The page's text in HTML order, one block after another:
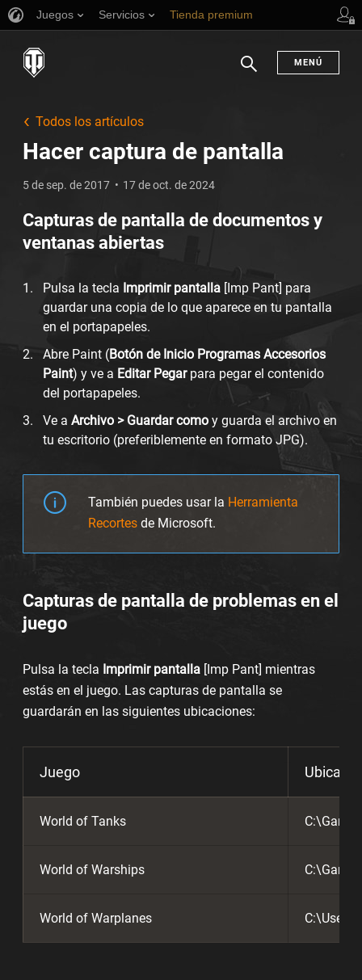
Juegos Servicios Tienda premium
MENÚ
Todos los artículos
Hacer captura de pantalla
5 de sep. de 2017 17 de oct. de 2024
Capturas de pantalla de documentos y
ventanas abiertas
Pulsa la tecla Imprimir pantalla [Imp Pant] para
guardar una copia de lo que aparece en tu pantalla
en el portapapeles.
Abre Paint (Botón de Inicio Programas Accesorios
Paint) y ve a Editar Pegarpara pegar el contenido
del portapapeles.
Ve a Archivo > Guardar como y guarda el archivo en
tu escritorio (preferiblemente en formato JPG).
También puedes usar la Herramienta
Recortes de Microsoft.
Capturas de pantalla de problemas en el
juego
Pulsa la tecla Imprimir pantalla [Imp Pant] mientras
estás en el juego. Las capturas de pantalla se
guardarán en las siguientes ubicaciones:
Juego
World of Tanks
World of Warships
World of Warplanes